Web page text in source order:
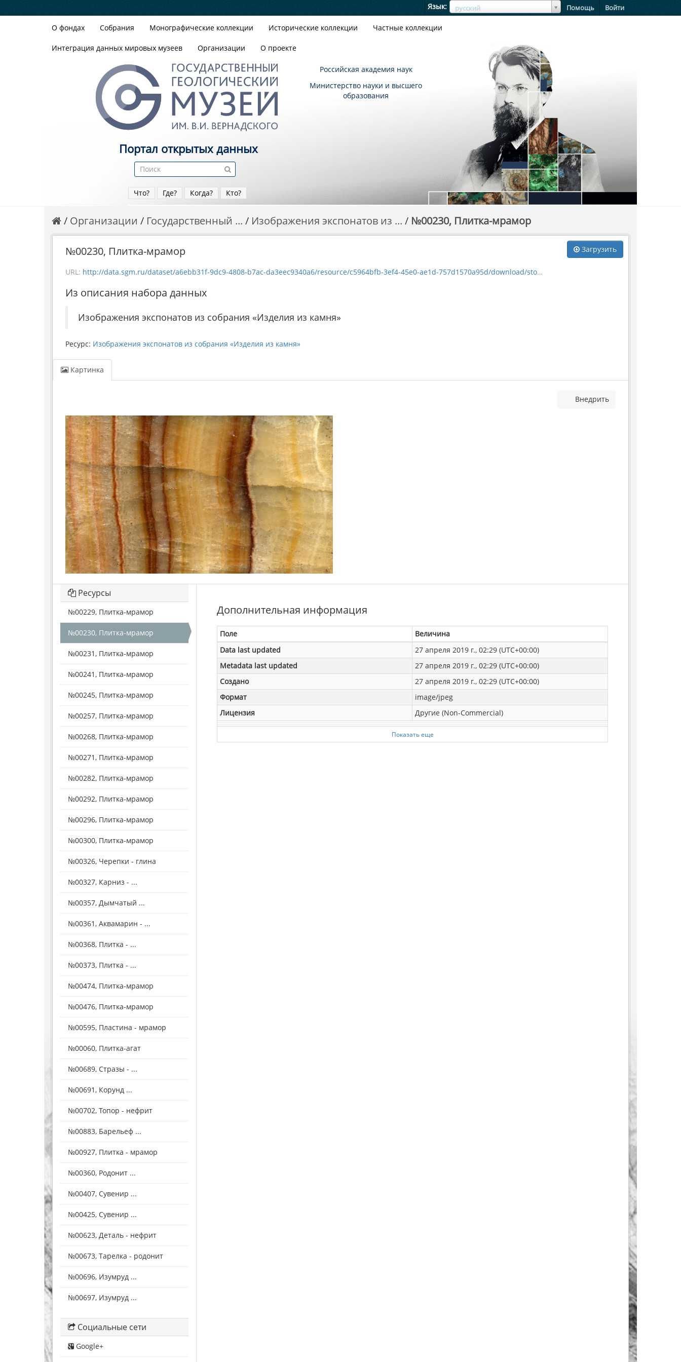
Язык русский
ЯзыкЯзык Помощь Войти
О фондах Собрания Монографические коллекции Исторические коллекции Частные коллекции
Интеграция данных мировых музеев Организации О проекте
Российская академия наук
Министерство науки и высшего
образования
Портал открытых данных
Что? Где? Когда? Кто?
Организации Государственный ... Изображения экспонатов из ... №00230, Плитка-мрамор
Загрузить
№00230, Плитка-мрамор
URL: http://data.sgm.ru/dataset/a6ebb31f-9dc9-4808-b7ac-da3eec9340a6/resource/c5964bfb-3ef4-45e0-ae1d-757d1570a95d/download/stoneproduct_230.jpg
Из описания набора данных
Изображения экспонатов из собрания «Изделия из камня»
Ресурс: Изображения экспонатов из собрания «Изделия из камня»
Картинка
Внедрить
Дополнительная информация
Поле
Величина
Data last updated
27 апреля 2019 г., 02:29 (UTC+00:00)
Metadata last updated
27 апреля 2019 г., 02:29 (UTC+00:00)
Создано
27 апреля 2019 г., 02:29 (UTC+00:00)
Формат
image/jpeg
Лицензия
Другие (Non-Commercial)
Показать еще
Ресурсы
№00229, Плитка-мрамор
№00230, Плитка-мрамор
№00231, Плитка-мрамор
№00241, Плитка-мрамор
№00245, Плитка-мрамор
№00257, Плитка-мрамор
№00268, Плитка-мрамор
№00271, Плитка-мрамор
№00282, Плитка-мрамор
№00292, Плитка-мрамор
№00296, Плитка-мрамор
№00300, Плитка-мрамор
№00326, Черепки - глина
№00327, Карниз - ...
№00357, Дымчатый ...
№00361, Аквамарин - ...
№00368, Плитка - ...
№00373, Плитка - ...
№00474, Плитка-мрамор
№00476, Плитка-мрамор
№00595, Пластина - мрамор
№00060, Плитка-агат
№00689, Стразы - ...
№00691, Корунд ...
№00702, Топор - нефрит
№00883, Барельеф ...
№00927, Плитка - мрамор
№00360, Родонит ...
№00407, Сувенир ...
№00425, Сувенир ...
№00623, Деталь - нефрит
№00673, Тарелка - родонит
№00696, Изумруд ...
№00697, Изумруд ...
Социальные сети
Google+